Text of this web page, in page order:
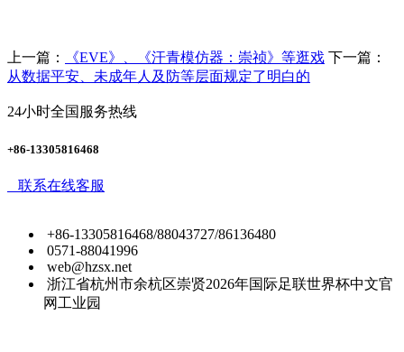
上一篇： 《EVE》、《汗青模仿器：崇祯》等逛戏 下一篇：
从数据平安、未成年人及防等层面规定了明白的
24小时全国服务热线
+86-13305816468
联系在线客服
+86-13305816468/88043727/86136480
0571-88041996
web@hzsx.net
浙江省杭州市余杭区崇贤2026年国际足联世界杯中文官
网工业园